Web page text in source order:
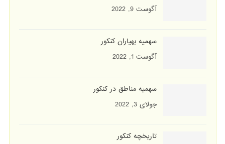
آگوست 9, 2022
سهمیه بهیاران کنکور
آگوست 1, 2022
سهمیه مناطق در کنکور
جولای 3, 2022
تاریخچه کنکور